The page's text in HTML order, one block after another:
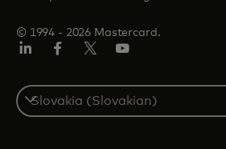
© 1994 ‑ 2026 Mastercard.
Select
a
country